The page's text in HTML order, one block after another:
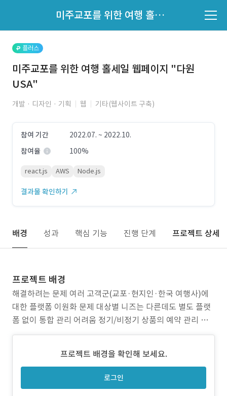
미주교포를 위한 여행 홀세일 웹페이지 "다원USA"
지원자 목록 바로가기
플러스
미주교포를 위한 여행 홀세일 웹페이지 "다원
USA"
개발 · 디자인 · 기획 웹 기타(웹사이트 구축)
참여 기간
2022.07. ~ 2022.10.
참여율
100%
react.js AWS Node.js
결과물 확인하기
배경 성과 핵심 기능 진행 단계 프로젝트 상세
프로젝트 배경
해결하려는 문제 여러 고객군(교포·현지인·한국 여행사)에
대한 플랫폼 이원화 문제 대상별 니즈는 다른데도 별도 플랫
폼 없이 통합 관리 어려움 정기/비정기 상품의 예약 관리 복
잡성 다양한 출발일, 조건, 경로를 갖는 고급 여행상품을 일괄
국 내 여행사들이 고객 대신 예약할 때 필요한 전용 바우처 발
프로젝트 배경을 확인해 보세요.
로그인